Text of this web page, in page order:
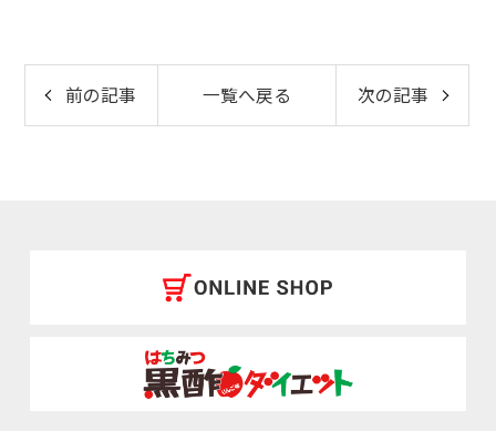
前の記事 一覧へ戻る 次の記事